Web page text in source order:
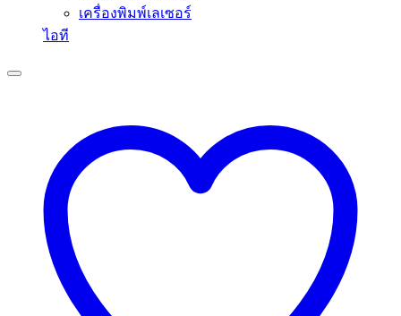
เครื่องพิมพ์เลเซอร์
ไอที